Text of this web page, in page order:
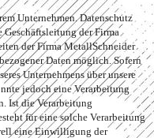
Unternehmen. Datenschutz
Geschäftsleitung der Firma
der Firma MetallSchneider
Daten möglich. Sofern
Unternehmens über unsere
jedoch eine Verarbeitung
Ist die Verarbeitung
für eine solche Verarbeitung
eine Einwilligung der